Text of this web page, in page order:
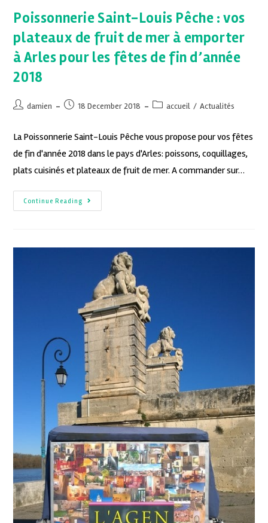
Poissonnerie Saint-Louis Pêche : vos
plateaux de fruit de mer à emporter
à Arles pour les fêtes de fin d’année
2018
damien 18 December 2018 accueil / Actualités
La Poissonnerie Saint-Louis Pêche vous propose pour vos fêtes
de fin d'année 2018 dans le pays d'Arles: poissons, coquillages,
plats cuisinés et plateaux de fruit de mer. A commander sur…
Continue Reading